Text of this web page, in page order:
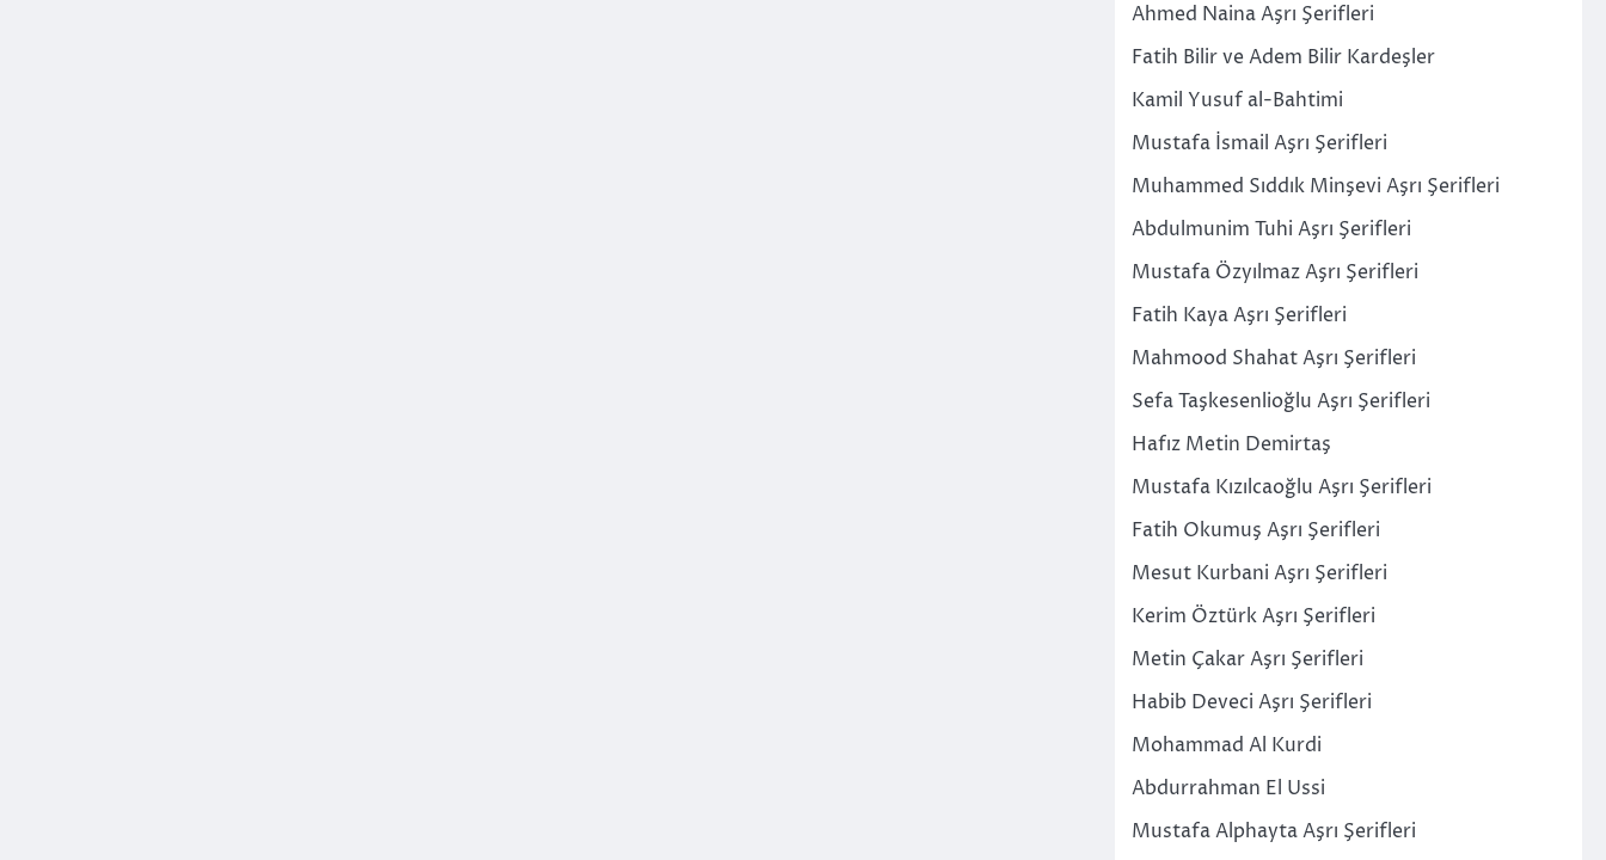
Ahmed Naina Aşrı Şerifleri
Fatih Bilir ve Adem Bilir Kardeşler
Kamil Yusuf al-Bahtimi
Mustafa İsmail Aşrı Şerifleri
Muhammed Sıddık Minşevi Aşrı Şerifleri
Abdulmunim Tuhi Aşrı Şerifleri
Mustafa Özyılmaz Aşrı Şerifleri
Fatih Kaya Aşrı Şerifleri
Mahmood Shahat Aşrı Şerifleri
Sefa Taşkesenlioğlu Aşrı Şerifleri
Hafız Metin Demirtaş
Mustafa Kızılcaoğlu Aşrı Şerifleri
Fatih Okumuş Aşrı Şerifleri
Mesut Kurbani Aşrı Şerifleri
Kerim Öztürk Aşrı Şerifleri
Metin Çakar Aşrı Şerifleri
Habib Deveci Aşrı Şerifleri
Mohammad Al Kurdi
Abdurrahman El Ussi
Mustafa Alphayta Aşrı Şerifleri